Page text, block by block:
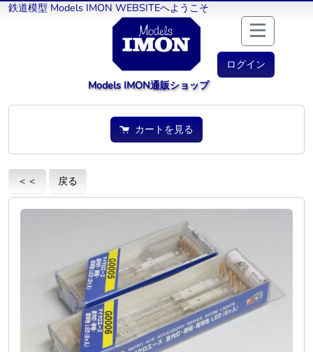
鉄道模型 Models IMON WEBSITEへようこそ
ログイン
Models IMON通販ショップ
カートを見る
＜＜ 戻る